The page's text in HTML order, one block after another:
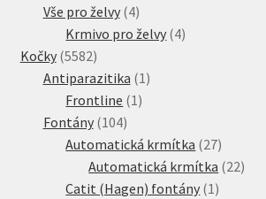
Vše pro želvy 44
produkty
Krmivo pro želvy 44
Kočky 55825582
produktů
Antiparazitika 1 1
Frontline 1 1
Fontány 104104
produktů
Automatická krmítka 2727
produktů
Automatická krmítka 2222
Catit (Hagen) fontány 1 1